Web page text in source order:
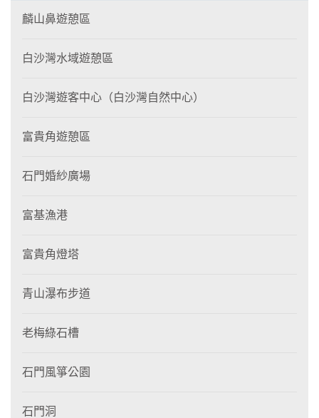
麟山鼻遊憩區
白沙灣水域遊憩區
白沙灣遊客中心（白沙灣自然中心）
富貴角遊憩區
石門婚紗廣場
富基漁港
富貴角燈塔
青山瀑布步道
老梅綠石槽
石門風箏公園
石門洞